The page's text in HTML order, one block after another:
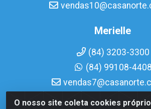
O nosso site coleta cookies
Merielle
(84) 3203-3300
(84) 99108-4408